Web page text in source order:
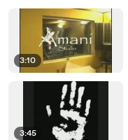
3:10
3:45